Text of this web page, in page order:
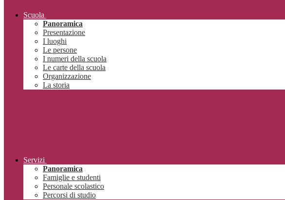
Scuola
Panoramica
Presentazione
I luoghi
Le persone
I numeri della scuola
Le carte della scuola
Organizzazione
La storia
Servizi
Panoramica
Famiglie e studenti
Personale scolastico
Percorsi di studio